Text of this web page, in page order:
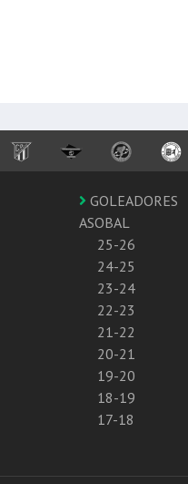
GOLEADORES
ASOBAL
25-26
24-25
23-24
22-23
21-22
20-21
19-20
18-19
17-18